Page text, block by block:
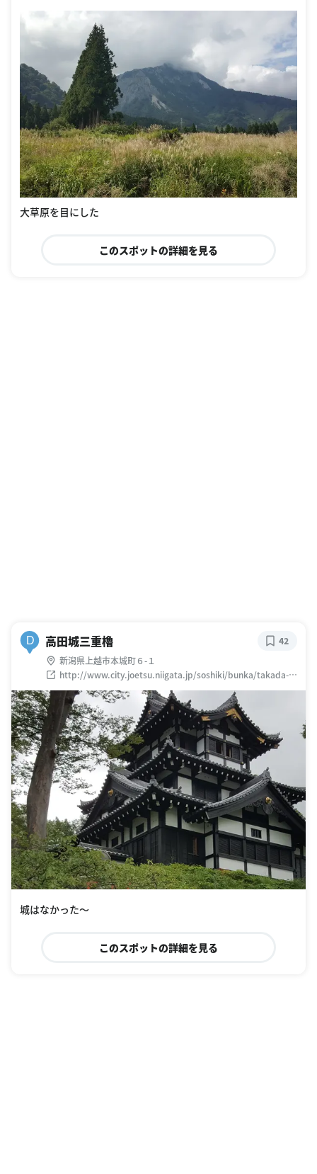
大草原を目にした
このスポットの詳細を見る
D 高田城三重櫓
新潟県上越市本城町６-１
http://www.city.joetsu.niigata.jp/soshiki/bunka/takada-
castle.html
42
城はなかった〜
このスポットの詳細を見る